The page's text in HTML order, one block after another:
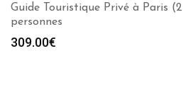
Guide Touristique Privé à Paris
personnes
309.00€